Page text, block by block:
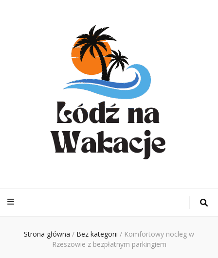
– Turystyka
Ciebie
Strona główna / Bez kategorii / Komfortowy nocleg w
Rzeszowie z bezpłatnym parkingiem